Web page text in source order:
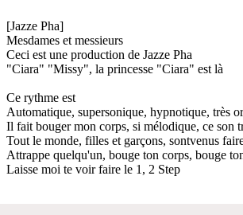
[Jazze Pha]
Mesdames et messieurs
Ceci est une production de Jazze Pha
"Ciara" "Missy", la princesse "Ciara" est là
Ce rythme est
Automatique, supersonique, hypnotique, très
Il fait bouger mon corps, si mélodique, ce son
Tout le monde, filles et garçons, sontvenus
Attrappe quelqu'un, bouge ton corps, bouge
Laisse moi te voir faire le 1, 2 Step